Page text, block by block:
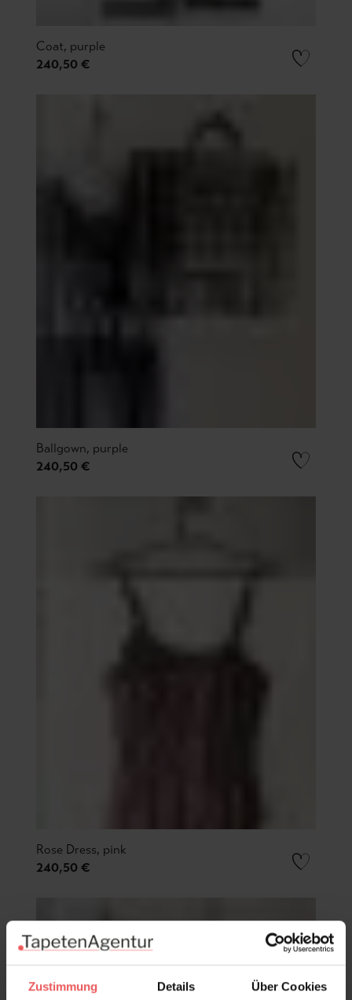
Zustimmung Details Über Cookies
Coat, purple
240,50 €
Ballgown, purple
240,50 €
Rose Dress, pink
240,50 €